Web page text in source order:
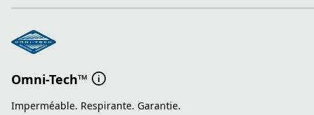
Omni-Tech™
Imperméable. Respirante. Garantie.